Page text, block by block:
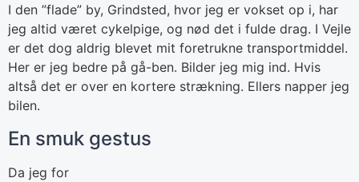
I den ”flade” by, Grindsted, hvor jeg er vokset op i, har
jeg altid været cykelpige, og nød det i fulde drag. I Vejle
er det dog aldrig blevet mit foretrukne transportmiddel.
Her er jeg bedre på gå-ben. Bilder jeg mig ind. Hvis
altså det er over en kortere strækning. Ellers napper jeg
bilen.
En smuk gestus
Da jeg for